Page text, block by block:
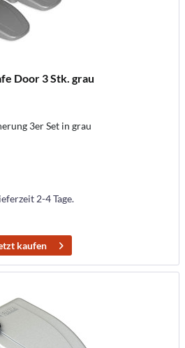
Door 3 Stk. grau
3er Set in grau
2-4 Tage.
kaufen